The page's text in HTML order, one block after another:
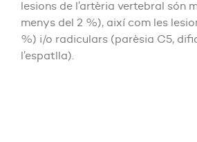
lesions de l’artèria vertebral són
menys del 2 %), així com les
%) i/o radiculars (parèsia C5,
l’espatlla).